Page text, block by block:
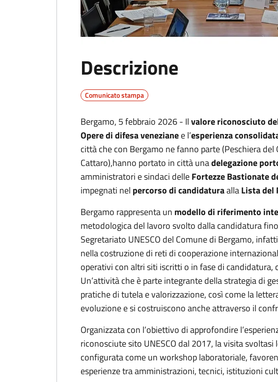
Descrizione
Comunicato stampa
Bergamo, 5 febbraio 2026 - Ilvalore riconosciuto
Opere di difesa venezianee l’esperienza
città che con Bergamo ne fanno parte (Peschiera del
Cattaro),hanno portato in città unadelegazione
amministratori e sindaci delleFortezze Bastionate
impegnati nel percorso di candidaturaallaLista del
Bergamo rappresenta un modello di riferimento
metodologica del lavoro svolto dalla candidatura
Segretariato UNESCO del Comune di Bergamo,
nella costruzione di reti di cooperazione
operativi con altri siti iscritti o in fase di candidatura,
Un’attività che è parte integrante della strategia di
pratiche di tutela e valorizzazione, così come la
evoluzione e si costruiscono anche attraverso il
Organizzata con l’obiettivo di approfondire
riconosciute sito UNESCO dal 2017, la visita
configurata come un workshop laboratoriale,
esperienze tra amministrazioni, tecnici, istituzioni